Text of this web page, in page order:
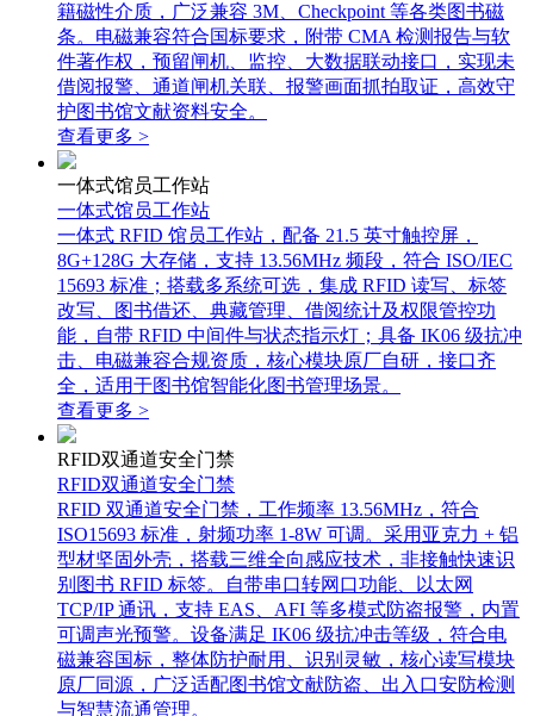
籍磁性介质，广泛兼容 3M、Checkpoint 等各类图书磁
条。电磁兼容符合国标要求，附带 CMA 检测报告与软
件著作权，预留闸机、监控、大数据联动接口，实现未
借阅报警、通道闸机关联、报警画面抓拍取证，高效守
护图书馆文献资料安全。
查看更多 >
一体式馆员工作站
一体式馆员工作站
一体式 RFID 馆员工作站，配备 21.5 英寸触控屏，
8G+128G 大存储，支持 13.56MHz 频段，符合 ISO/IEC
15693 标准；搭载多系统可选，集成 RFID 读写、标签
改写、图书借还、典藏管理、借阅统计及权限管控功
能，自带 RFID 中间件与状态指示灯；具备 IK06 级抗冲
击、电磁兼容合规资质，核心模块原厂自研，接口齐
全，适用于图书馆智能化图书管理场景。
查看更多 >
RFID双通道安全门禁
RFID双通道安全门禁
RFID 双通道安全门禁，工作频率 13.56MHz，符合
ISO15693 标准，射频功率 1-8W 可调。采用亚克力 + 铝
型材坚固外壳，搭载三维全向感应技术，非接触快速识
别图书 RFID 标签。自带串口转网口功能、以太网
TCP/IP 通讯，支持 EAS、AFI 等多模式防盗报警，内置
可调声光预警。设备满足 IK06 级抗冲击等级，符合电
磁兼容国标，整体防护耐用、识别灵敏，核心读写模块
原厂同源，广泛适配图书馆文献防盗、出入口安防检测
与智慧流通管理。